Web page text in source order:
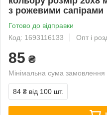
з рожевими сапірами
Готово до відправки
Код: 1693116133
Опт і
85 ₴
Мінімальна сума
84 ₴ від 100 шт.